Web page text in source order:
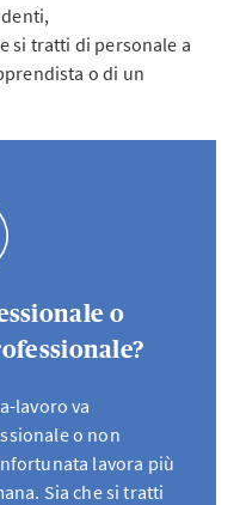
si tratti di personale a
o di un
o
lavoro va
o non
lavora più
Sia che si tratti